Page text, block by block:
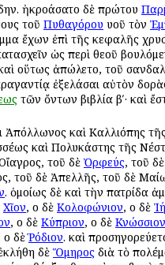
ἠκροάσατο δὲ πρώτου
τοῦ Πυθαγόρου υἱοῦ τὸν
ἔχων ἐπὶ τῆς κεφαλῆς
ὡς περὶ θεοῦ
οὕτως ἀπώλετο, τοῦ
ἐξελάσαι αὐτὸν
τῶν ὄντων βιβλία βʹ· καὶ
καὶ Καλλιόπης
καὶ Πολυκάστης τῆς
τοῦ δὲ Ὀρφεύς, τοῦ
τοῦ δὲ Ἀπελλῆς, τοῦ δὲ
. ὁμοίως δὲ καὶ τὴν πατρίδα
Χῖον, οἱ δὲ Κολοφώνιον, οἱ δὲ
, οἱ δὲ Κύπριον, οἱ δὲ Κνώσσιον
οἱ δὲῬόδιον. καὶ
δὲ Ὅμηρος διὰ τὸ